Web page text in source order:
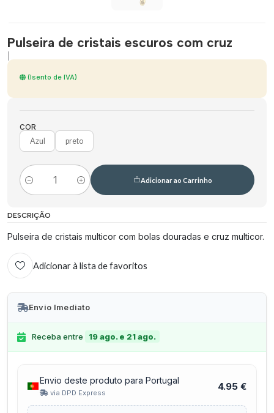
Pulseira de cristais escuros com cruz
(Isento de IVA)
COR
Azul
preto
Quantidade
Adicionar ao Carrinho
DESCRIÇÃO
Pulseira de cristais multicor com bolas douradas e cruz multicor.
Adicionar à lista de favoritos
Envio Imediato
Receba entre 19 ago. e 21 ago.
Envio deste produto para Portugal
via DPD Express
4.95 €